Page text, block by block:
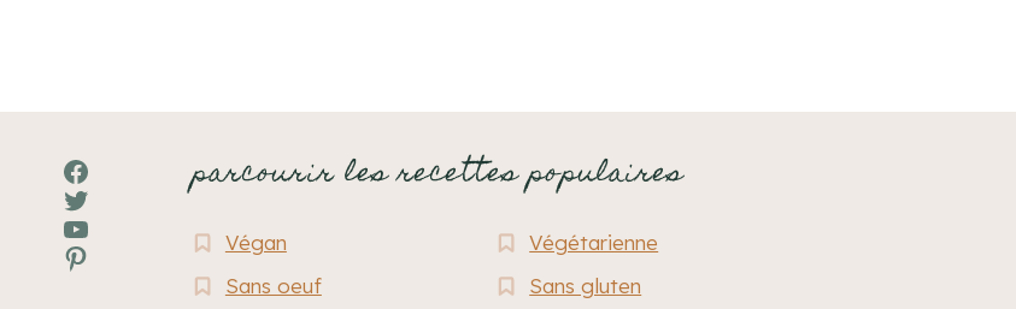
Facebook
Twitter
YouTube
Pinterest
parcourir les recettes populaires
Végan
Végétarienne
Sans oeuf
Sans gluten